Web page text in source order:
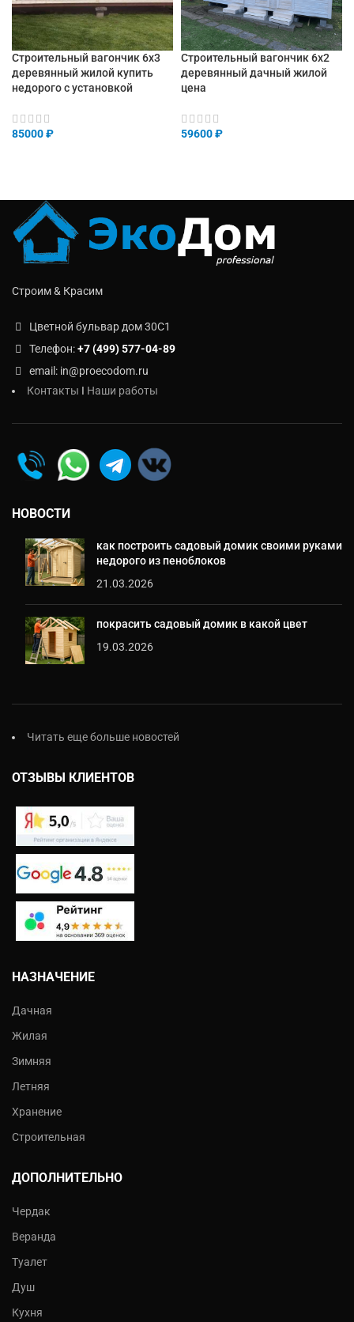
Строительный вагончик 6х3
деревянный жилой купить
недорого с установкой
85000₽
Строительный вагончик 6х2
деревянный дачный жилой
цена
59600₽
Строим & Красим
Цветной бульвар дом 30C1
Телефон:+7 (499) 577-04-89
email: in@proecodom.ru
Контакты I Наши работы
НОВОСТИ
как построить садовый домик своими руками
недорого из пеноблоков
21.03.2026
покрасить садовый домик в какой цвет
19.03.2026
Читать еще больше новостей
ОТЗЫВЫ КЛИЕНТОВ
НАЗНАЧЕНИЕ
Дачная
Жилая
Зимняя
Летняя
Хранение
Строительная
ДОПОЛНИТЕЛЬНО
Чердак
Веранда
Туалет
Душ
Кухня